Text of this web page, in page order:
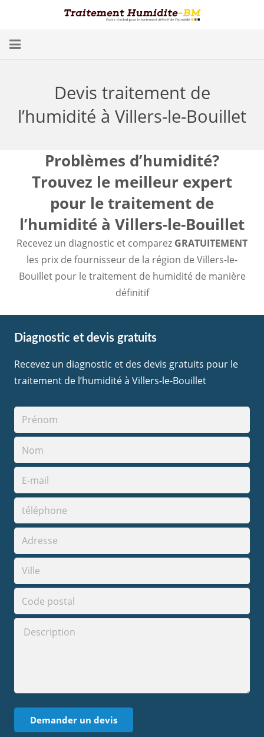
Conséquences
Humidité dans les Caves
Trouver un spécialiste
Diagnostic gratuit
Devis traitement de
l’humidité à Villers-le-Bouillet
Problèmes d’humidité?
Trouvez le meilleur expert
pour le traitement de
l’humidité à Villers-le-Bouillet
Recevez un diagnostic et comparez GRATUITEMENT
les prix de fournisseur de la région de Villers-le-
Bouillet pour le traitement de humidité de manière
définitif
Diagnostic et devis gratuits
Recevez un diagnostic et des devis gratuits pour le
traitement de l’humidité à Villers-le-Bouillet